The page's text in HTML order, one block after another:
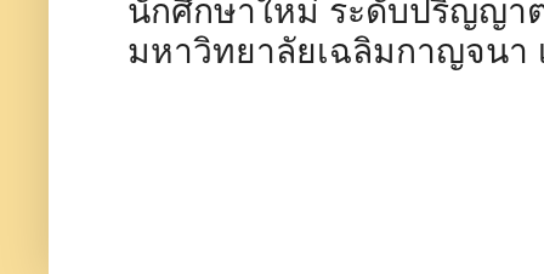
นักศึกษาใหม่ ระดับปริญญา
มหาวิทยาลัยเฉลิมกาญจน